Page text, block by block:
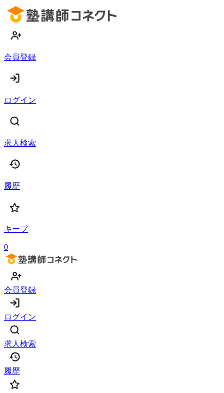
会員登録
ログイン
求人検索
履歴
キープ
0
会員登録
ログイン
求人検索
履歴